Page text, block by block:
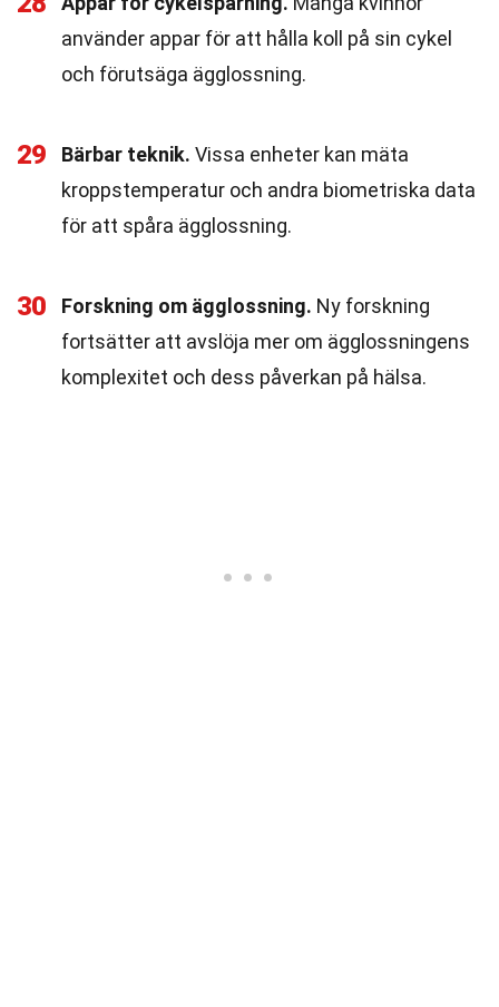
använder appar för att hålla koll på sin cykel
och förutsäga ägglossning.
29 Bärbar teknik. Vissa enheter kan mäta
kroppstemperatur och andra biometriska data
för att spåra ägglossning.
30 Forskning om ägglossning. Ny forskning
fortsätter att avslöja mer om ägglossningens
komplexitet och dess påverkan på hälsa.